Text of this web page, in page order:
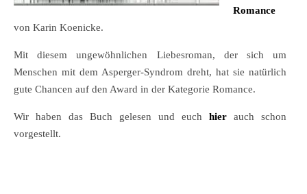
Romance
von Karin Koenicke.
Mit diesem ungewöhnlichen Liebesroman, der sich um
Menschen mit dem Asperger-Syndrom dreht, hat sie natürlich
gute Chancen auf den Award in der Kategorie Romance.
Wir haben das Buch gelesen und euch hier
auch schon
vorgestellt.